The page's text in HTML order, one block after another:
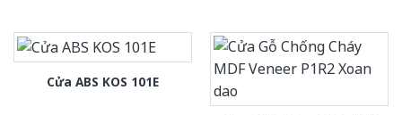
Cửa ABS KOS 101E